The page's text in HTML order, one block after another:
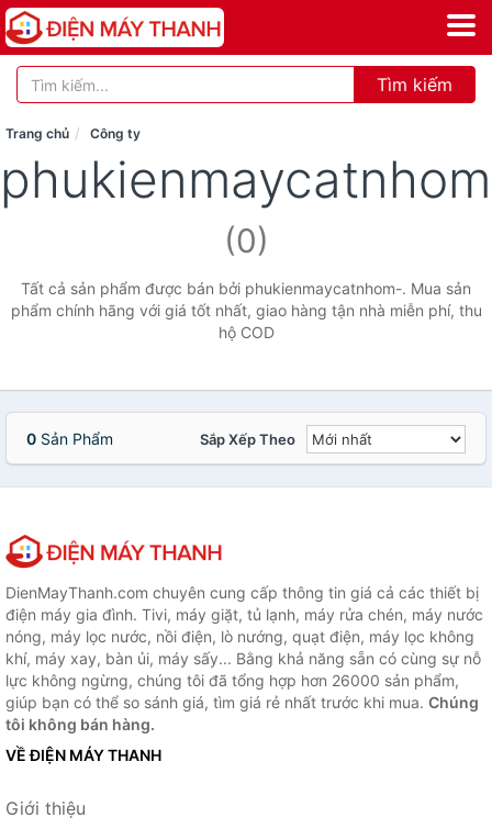
Tìm kiếm
Trang chủ Công ty
(0)
Tất cả sản phẩm được bán bởi phukienmaycatnhom-. Mua sản
phẩm chính hãng với giá tốt nhất, giao hàng tận nhà miễn phí, thu
hộ COD
0 Sản Phẩm Sắp Xếp Theo
DienMayThanh.com chuyên cung cấp thông tin giá cả các thiết bị
điện máy gia đình. Tivi, máy giặt, tủ lạnh, máy rửa chén, máy nước
nóng, máy lọc nước, nồi điện, lò nướng, quạt điện, máy lọc không
khí, máy xay, bàn ủi, máy sấy... Bằng khả năng sẵn có cùng sự nỗ
lực không ngừng, chúng tôi đã tổng hợp hơn 26000 sản phẩm,
giúp bạn có thể so sánh giá, tìm giá rẻ nhất trước khi mua. Chúng
tôi không bán hàng.
VỀ ĐIỆN MÁY THANH
Giới thiệu